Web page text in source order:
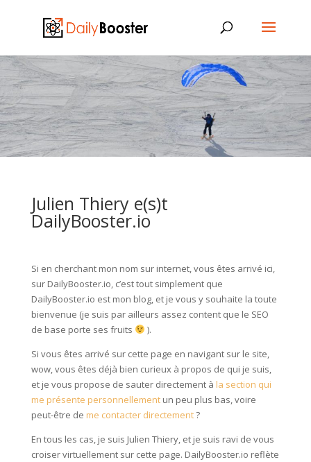
Julien Thiery e(s)t
DailyBooster.io
Si en cherchant mon nom sur internet, vous êtes arrivé ici,
sur DailyBooster.io, c’est tout simplement que
DailyBooster.io est mon blog, et je vous y souhaite la toute
bienvenue (je suis par ailleurs assez content que le SEO
de base porte ses fruits
).
Si vous êtes arrivé sur cette page en navigant sur le site,
wow, vous êtes déjà bien curieux à propos de qui je suis,
et je vous propose de sauter directement à la section qui
me présente personnellementun peu plus bas, voire
peut-être de me contacter directement?
En tous les cas, je suis Julien Thiery, et je suis ravi de vous
croiser virtuellement sur cette page. DailyBooster.io reflète